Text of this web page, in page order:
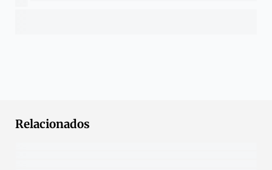
Relacionados